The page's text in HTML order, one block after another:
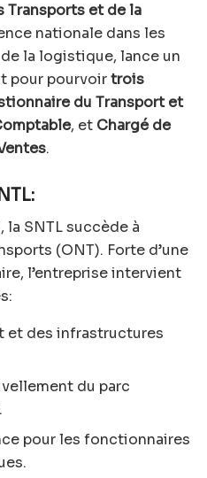
Transports et de la
nationale dans les
la logistique, lance un
pour pourvoirtrois
du Transport et
, et Chargé de
.
la SNTL succède à
(ONT). Forte d’une
l’entreprise intervient
et des infrastructures
du parc
pour les fonctionnaires